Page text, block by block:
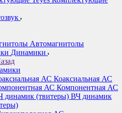
Автомагнитолы
Динамики
Коаксиальная АС
Компонентная АС
ВЧ динамик